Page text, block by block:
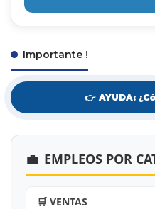
Importante !
👉 AYUDA:
💼 EMPLEOS POR
🛒 VENTAS